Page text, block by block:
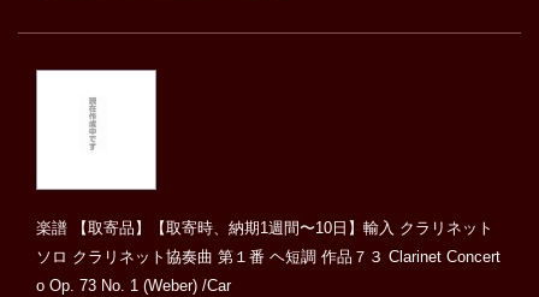
楽譜 【取寄品】【取寄時、納期1週間〜10日】輸入 クラリネット
ソロ クラリネット協奏曲 第１番 ヘ短調 作品７３ Clarinet Concert
o Op. 73 No. 1 (Weber) /Car